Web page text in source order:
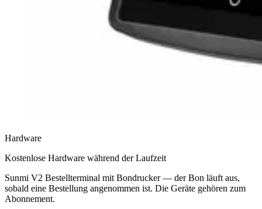
Hardware
Kostenlose Hardware während der Laufzeit
Sunmi V2 Bestellterminal mit Bondrucker — der Bon läuft aus,
sobald eine Bestellung angenommen ist. Die Geräte gehören zum
Abonnement.